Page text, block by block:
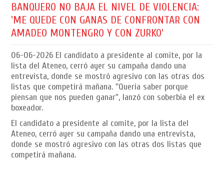
BANQUERO NO BAJA EL NIVEL DE VIOLENCIA:
'ME QUEDE CON GANAS DE CONFRONTAR CON
AMADEO MONTENGRO Y CON ZURKO'
06-06-2026 El candidato a presidente al comite, por la
lista del Ateneo, cerró ayer su campaña dando una
entrevista, donde se mostró agresivo con las otras dos
listas que competirá mañana. "Queria saber porque
piensan que nos pueden ganar", lanzó con soberbia el ex
boxeador.
El candidato a presidente al comite, por la lista del
Ateneo, cerró ayer su campaña dando una entrevista,
donde se mostró agresivo con las otras dos listas que
competirá mañana.